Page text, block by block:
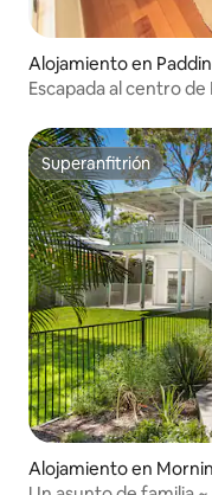
Alojamiento en
Escapada al centro
Superanfitrión
Superanfitrión
Alojamiento en